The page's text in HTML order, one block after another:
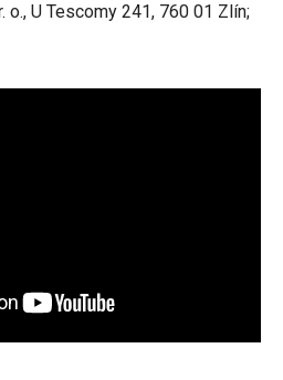
o., U Tescomy 241, 760 01 Zlín;